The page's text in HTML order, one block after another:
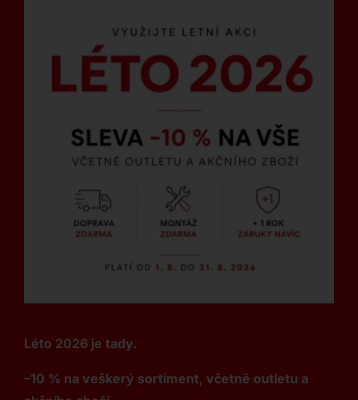
Léto 2026 je tady.
–10 % na veškerý sortiment, včetně outletu a